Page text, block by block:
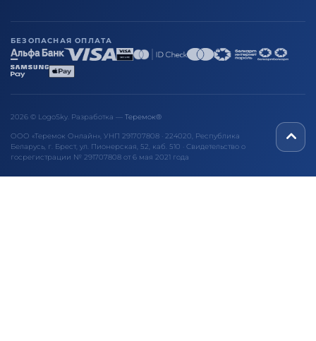
БЕЗОПАСНАЯ ОПЛАТА
2026 © LogoSky. Разработка — Теремок®
ООО «Теремок Онлайн», УНП 291707808 · 224020, Республика
Беларусь, г. Брест, ул. Пионерская, 52, каб. 510 · Свидетельство о
госрегистрации № 291707808 от 6 мая 2021 года